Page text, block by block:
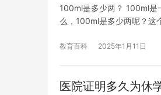
100ml是多少两？ 100ml是
么，100ml是多少两呢？这
教育百科 2025年1月11日
医院证明多久为休